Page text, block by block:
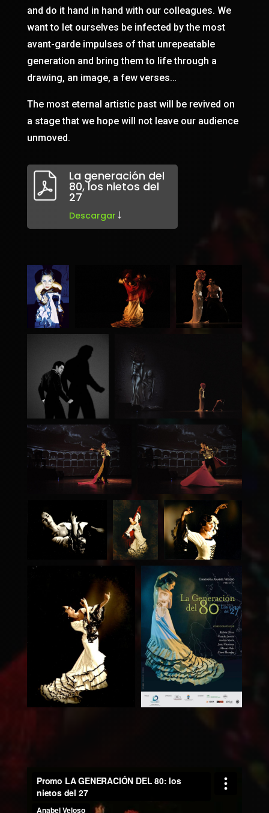
and do it hand in hand with our colleagues. We
want to let ourselves be infected by the most
avant-garde impulses of that unrepeatable
generation and bring them to life through a
drawing, an image, a few verses…
The most eternal artistic past will be revived on
a stage that we hope will not leave our audience
unmoved.
La generación del
80, los nietos del
27
Descargar